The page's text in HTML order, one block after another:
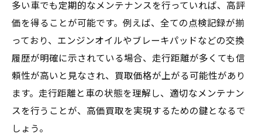
多い車でも定期的なメンテナンスを行っていれば、高評
価を得ることが可能です。例えば、全ての点検記録が揃
っており、エンジンオイルやブレーキパッドなどの交換
履歴が明確に示されている場合、走行距離が多くても信
頼性が高いと見なされ、買取価格が上がる可能性があり
ます。走行距離と車の状態を理解し、適切なメンテナン
スを行うことが、高価買取を実現するための鍵となるで
しょう。